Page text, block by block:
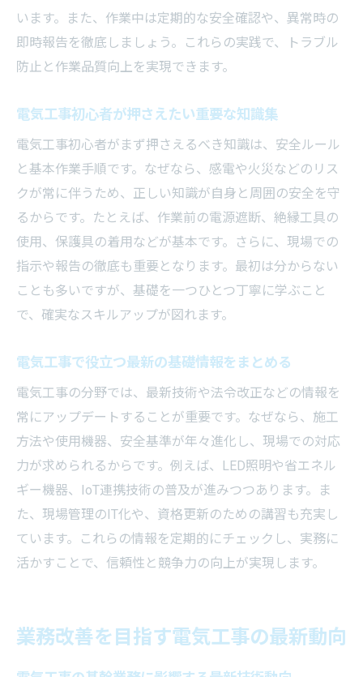
います。また、作業中は定期的な安全確認や、異常時の
即時報告を徹底しましょう。これらの実践で、トラブル
防止と作業品質向上を実現できます。
電気工事初心者が押さえたい重要な知識集
電気工事初心者がまず押さえるべき知識は、安全ルール
と基本作業手順です。なぜなら、感電や火災などのリス
クが常に伴うため、正しい知識が自身と周囲の安全を守
るからです。たとえば、作業前の電源遮断、絶縁工具の
使用、保護具の着用などが基本です。さらに、現場での
指示や報告の徹底も重要となります。最初は分からない
ことも多いですが、基礎を一つひとつ丁寧に学ぶこと
で、確実なスキルアップが図れます。
電気工事で役立つ最新の基礎情報をまとめる
電気工事の分野では、最新技術や法令改正などの情報を
常にアップデートすることが重要です。なぜなら、施工
方法や使用機器、安全基準が年々進化し、現場での対応
力が求められるからです。例えば、LED照明や省エネル
ギー機器、IoT連携技術の普及が進みつつあります。ま
た、現場管理のIT化や、資格更新のための講習も充実し
ています。これらの情報を定期的にチェックし、実務に
活かすことで、信頼性と競争力の向上が実現します。
業務改善を目指す電気工事の最新動向